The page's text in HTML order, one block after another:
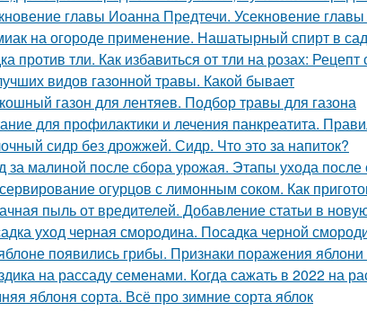
главы Иоанна Предтечи. Усекновение
на огороде применение. Нашатырный спирт в
против тли. Как избавиться от тли на розах: Рецепт
видов газонной травы. Какой бывает
газон для лентяев. Подбор травы для газона
для профилактики и лечения панкреатита.
сидр без дрожжей. Сидр. Что это за напиток?
за малиной после сбора урожая. Этапы ухода после
огурцов с лимонным соком. Как
пыль от вредителей. Добавление статьи в
уход черная смородина. Посадка черной
появились грибы. Признаки поражения яблони
на рассаду семенами. Когда сажать в 2022 на
яблоня сорта. Всё про зимние сорта яблок